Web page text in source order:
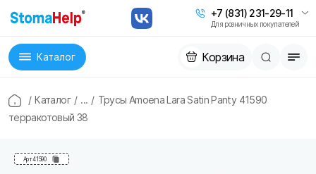
+7 (831) 231-29-11
Для розничных покупателей
Каталог Корзина
/ Каталог / ... / Трусы Amoena Lara Satin Panty 41590
терракотовый 38
Арт41590